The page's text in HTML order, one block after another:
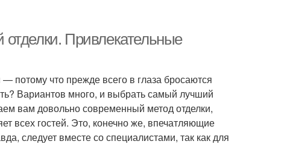
Привлекательные
потому что прежде всего в глаза бросаются
Вариантов много, и выбрать самый лучший
вам довольно современный метод отделки,
всех гостей. Это, конечно же, впечатляющие
следует вместе со специалистами, так как для